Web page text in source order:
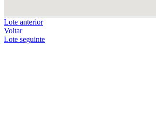
Lote anterior
Voltar
Lote seguinte